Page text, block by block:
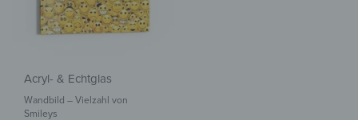
Acryl- & Echtglas
Wandbild – Vielzahl von
Smileys